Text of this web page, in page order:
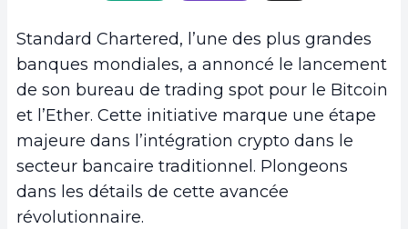
Standard Chartered, l’une des plus grandes
banques mondiales, a annoncé le lancement
de son bureau de trading spot pour le Bitcoin
et l’Ether. Cette initiative marque une étape
majeure dans l’intégration crypto dans le
secteur bancaire traditionnel. Plongeons
dans les détails de cette avancée
révolutionnaire.